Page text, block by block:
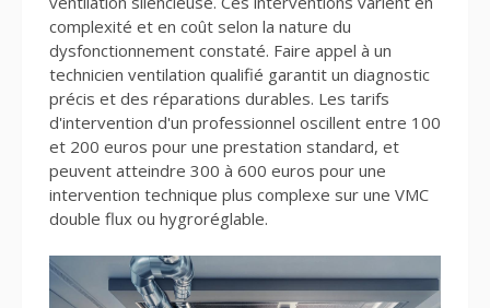
complexité et en coût selon la nature du
dysfonctionnement constaté. Faire appel à un
technicien ventilation qualifié garantit un diagnostic
précis et des réparations durables. Les tarifs
d'intervention d'un professionnel oscillent entre 100
et 200 euros pour une prestation standard, et
peuvent atteindre 300 à 600 euros pour une
intervention technique plus complexe sur une VMC
double flux ou hygroréglable.